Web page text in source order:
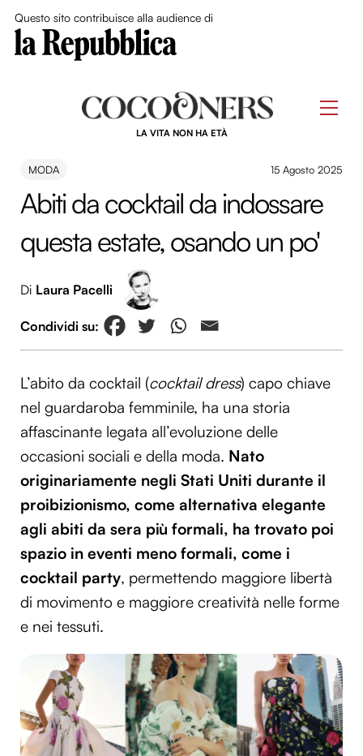
Questo sito contribuisce alla audience di
LA VITA NON HA ETÀ
MODA 15 Agosto 2025
Abiti da cocktail da indossare
questa estate, osando un po'
Di Laura Pacelli
L’abito da cocktail (cocktail dress) capo chiave
nel guardaroba femminile, ha una storia
affascinante legata all’evoluzione delle
occasioni sociali e della moda. Nato
originariamente negli Stati Uniti durante il
proibizionismo, come alternativa elegante
agli abiti da sera più formali, ha trovato poi
spazio in eventi meno formali, come i
cocktail party, permettendo maggiore libertà
di movimento e maggiore creatività nelle forme
e nei tessuti.